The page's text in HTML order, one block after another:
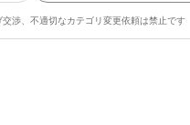
渉、不適切なカテゴリ変更依頼は禁止です